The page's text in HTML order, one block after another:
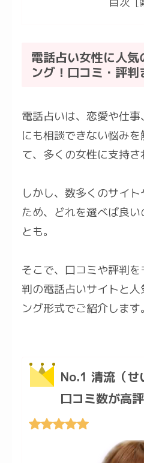
電話占い女性に人
ング！口コミ・評判
電話占いは、恋愛や仕
にも相談できない悩み
て、多くの女性に支持さ
しかし、数多くのサイ
ため、どれを選べば良
とも。
そこで、口コミや評判
判の電話占いサイトと
ング形式でご紹介します。
No.1 清流（
口コミ数が高